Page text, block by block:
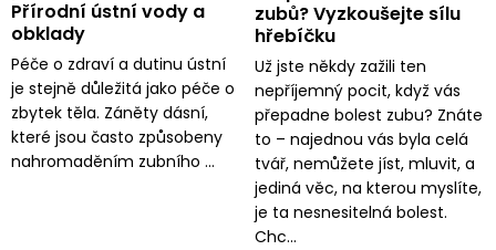
n
k
ů
Přírodní ústní vody a
obklady
Péče o zdraví a dutinu ústní
je stejně důležitá jako péče o
zbytek těla. Záněty dásní,
které jsou často způsobeny
nahromaděním zubního ...
zubů? Vyzkoušejte sílu
hřebíčku
Už jste někdy zažili ten
nepříjemný pocit, když vás
přepadne bolest zubu? Znáte
to – najednou vás byla celá
tvář, nemůžete jíst, mluvit, a
jediná věc, na kterou myslíte,
je ta nesnesitelná bolest.
Chc...